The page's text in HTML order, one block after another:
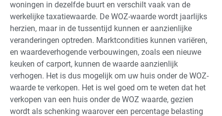
woningen in dezelfde buurt en verschilt vaak van de
werkelijke taxatiewaarde. De WOZ-waarde wordt jaarlijks
herzien, maar in de tussentijd kunnen er aanzienlijke
veranderingen optreden. Marktcondities kunnen variëren,
en waardeverhogende verbouwingen, zoals een nieuwe
keuken of carport, kunnen de waarde aanzienlijk
verhogen. Het is dus mogelijk om uw huis onder de WOZ-
waarde te verkopen. Het is wel goed om te weten dat het
verkopen van een huis onder de WOZ waarde, gezien
wordt als schenking waarover een percentage belasting